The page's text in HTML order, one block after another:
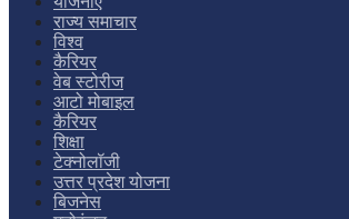
राज्य समाचार
विश्व
कैरियर
वेब स्टोरीज
आटो मोबाइल
कैरियर
शिक्षा
टेक्नोलॉजी
उत्तर प्रदेश योजना
बिजनेस